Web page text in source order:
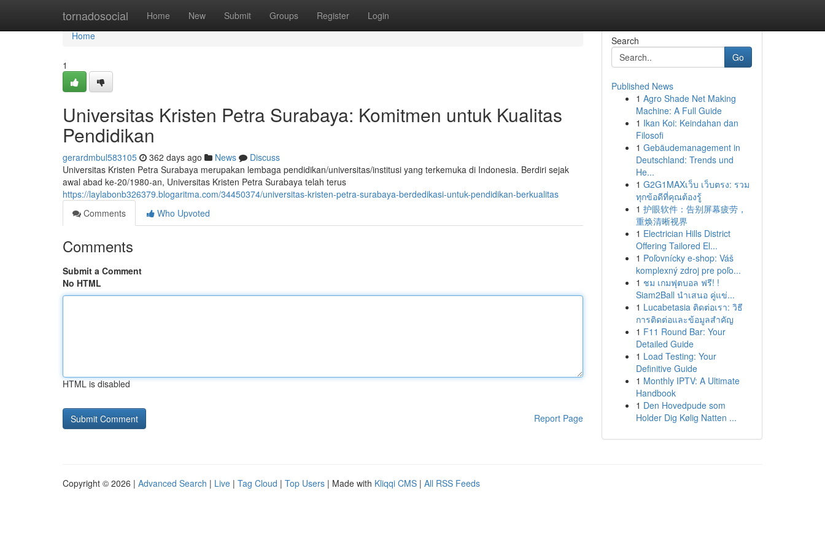
tornadosocial Home New Submit Groups Register Login
Home
Home
1
Universitas Kristen Petra Surabaya: Komitmen untuk Kualitas
Pendidikan
gerardmbul583105 362 days ago News
Discuss
Universitas Kristen Petra Surabaya merupakan lembaga pendidikan/universitas/institusi yang terkemuka di Indonesia. Berdiri sejak
awal abad ke-20/1980-an, Universitas Kristen Petra Surabaya telah terus
https://laylabonb326379.blogaritma.com/34450374/universitas-kristen-petra-surabaya-berdedikasi-untuk-pendidikan-berkualitas
Comments
Who Upvoted
Comments
Submit a Comment
No HTML
HTML is disabled
Report Page
Search
Go
Published News
1 Agro Shade Net Making
Machine: A Full Guide
1 Ikan Koi: Keindahan dan
Filosofi
1 Gebäudemanagement in
Deutschland: Trends und
He...
1 G2G1MAXเว็บ เว็บตรง: รวม
ทุกข้อดีที่คุณต้องรู้
1 护眼软件：告别屏幕疲劳，
重焕清晰视界
1 Electrician Hills District
Offering Tailored El...
1 Poľovnícky e-shop: Váš
komplexný zdroj pre poľo...
1 ชม เกมฟุตบอล ฟรี! !
Siam2Ball นำเสนอ คู่แข่...
1 Lucabetasia ติดต่อเรา: วิธี
การติดต่อและข้อมูลสำคัญ
1 F11 Round Bar: Your
Detailed Guide
1 Load Testing: Your
Definitive Guide
1 Monthly IPTV: A Ultimate
Handbook
1 Den Hovedpude som
Holder Dig Kølig Natten ...
Copyright © 2026 | Advanced Search | Live | Tag Cloud | Top Users | Made with Kliqqi CMS | All RSS Feeds